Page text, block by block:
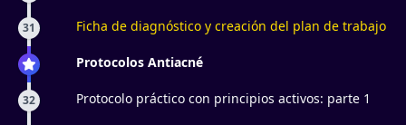
31 Ficha de diagnóstico y creación del plan de trabajo
Protocolos Antiacné
32 Protocolo práctico con principios activos: parte 1